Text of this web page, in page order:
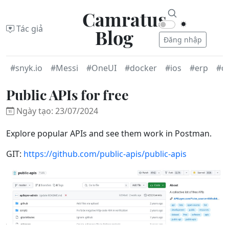
Tác giả Camratus
Blog Đăng nhập
#snyk.io #Messi #OneUI #docker #ios #erp
Public APIs for free
Ngày tạo: 23/07/2024
Explore popular APIs and see them work in Postman.
GIT: https://github.com/public-apis/public-apis